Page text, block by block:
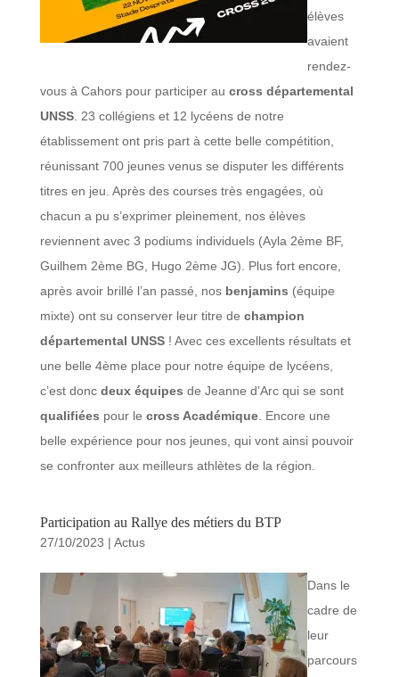
élèves
avaient
rendez-
vous à Cahors pour participer au cross départemental
UNSS. 23 collégiens et 12 lycéens de notre
établissement ont pris part à cette belle compétition,
réunissant 700 jeunes venus se disputer les différents
titres en jeu. Après des courses très engagées, où
chacun a pu s’exprimer pleinement, nos élèves
reviennent avec 3 podiums individuels (Ayla 2ème BF,
Guilhem 2ème BG, Hugo 2ème JG). Plus fort encore,
après avoir brillé l’an passé, nos benjamins (équipe
mixte) ont su conserver leur titre de champion
départemental UNSS! Avec ces excellents résultats et
une belle 4ème place pour notre équipe de lycéens,
c’est donc deux équipes de Jeanne d’Arc qui se sont
qualifiées pour le cross Académique. Encore une
belle expérience pour nos jeunes, qui vont ainsi pouvoir
se confronter aux meilleurs athlètes de la région.
Participation au Rallye des métiers du BTP
27/10/2023 | Actus
Dans le
cadre de
leur
parcours